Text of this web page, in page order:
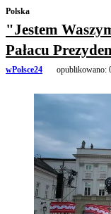
Polska
"Jestem
Pałacu
wPolsce24 opublikowano: